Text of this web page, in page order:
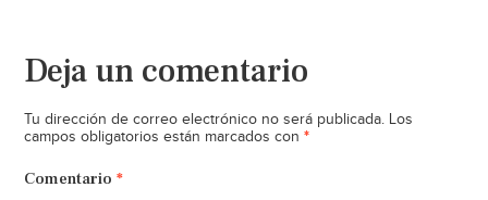
Deja un comentario
Tu dirección de correo electrónico no será publicada. Los
campos obligatorios están marcados con *
Comentario *